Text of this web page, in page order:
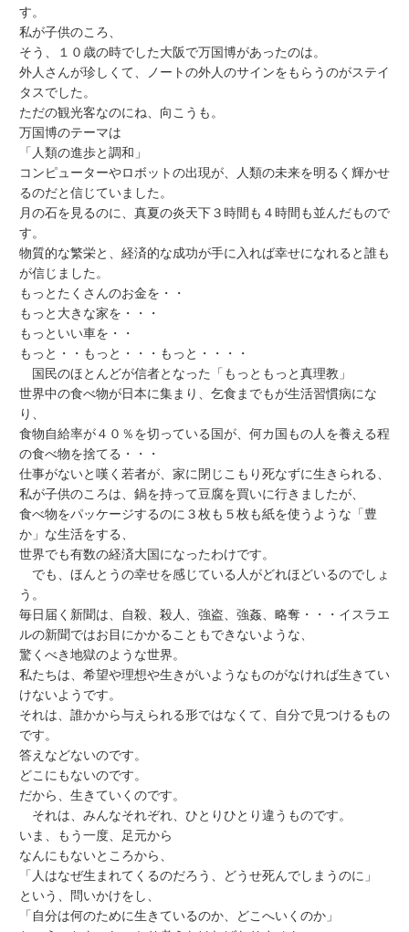
す。
私が子供のころ、
そう、１０歳の時でした大阪で万国博があったのは。
外人さんが珍しくて、ノートの外人のサインをもらうのがステイ
タスでした。
ただの観光客なのにね、向こうも。
万国博のテーマは
「人類の進歩と調和」
コンピューターやロボットの出現が、人類の未来を明るく輝かせ
るのだと信じていました。
月の石を見るのに、真夏の炎天下３時間も４時間も並んだもので
す。
物質的な繁栄と、経済的な成功が手に入れば幸せになれると誰も
が信じました。
もっとたくさんのお金を・・
もっと大きな家を・・・
もっといい車を・・
もっと・・もっと・・・もっと・・・・
国民のほとんどが信者となった「もっともっと真理教」
世界中の食べ物が日本に集まり、乞食までもが生活習慣病にな
り、
食物自給率が４０％を切っている国が、何カ国もの人を養える程
の食べ物を捨てる・・・
仕事がないと嘆く若者が、家に閉じこもり死なずに生きられる、
私が子供のころは、鍋を持って豆腐を買いに行きましたが、
食べ物をパッケージするのに３枚も５枚も紙を使うような「豊
か」な生活をする、
世界でも有数の経済大国になったわけです。
でも、ほんとうの幸せを感じている人がどれほどいるのでしょ
う。
毎日届く新聞は、自殺、殺人、強盗、強姦、略奪・・・イスラエ
ルの新聞ではお目にかかることもできないような、
驚くべき地獄のような世界。
私たちは、希望や理想や生きがいようなものがなければ生きてい
けないようです。
それは、誰かから与えられる形ではなくて、自分で見つけるもの
です。
答えなどないのです。
どこにもないのです。
だから、生きていくのです。
それは、みんなそれぞれ、ひとりひとり違うものです。
いま、もう一度、足元から
なんにもないところから、
「人はなぜ生まれてくるのだろう、どうせ死んでしまうのに」
という、問いかけをし、
「自分は何のために生きているのか、どこへいくのか」